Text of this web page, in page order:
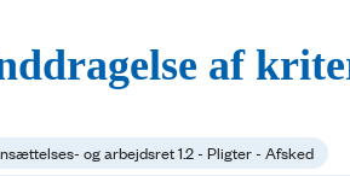
af
og arbejdsret 1.2 - Pligter - Afsked